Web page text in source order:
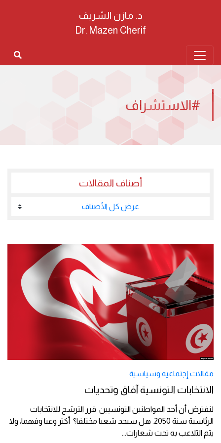
د. مازن الشريف
Dr. Mazen Cherif
#الاستشراف
أصناف المقالات
عرض كل الأصناف
مقالات إجتماعية وسياسية
الانتخابات التونسية آفاق وتحديات
لنفترض أن أحد المواطنين التونسيين قرر الترشح للانتخابات
الرئاسية سنة 2050. هل سيجد شعبا مختلفا؟ أكثر وعيا وفهما، ولا
يتم التلاعب به تحت شعارات...